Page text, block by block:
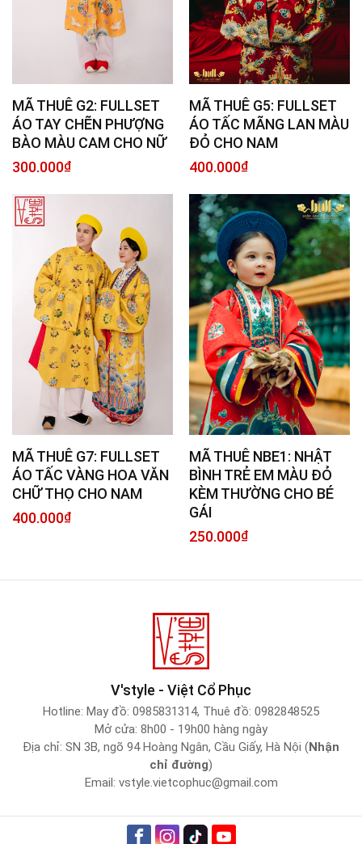
MÃ THUÊ G2: FULLSET
ÁO TAY CHẼN PHƯỢNG
BÀO MÀU CAM CHO NỮ
300.000₫
MÃ THUÊ G5: FULLSET
ÁO TẤC MÃNG LAN MÀU
ĐỎ CHO NAM
400.000₫
MÃ THUÊ G7: FULLSET
ÁO TẤC VÀNG HOA VĂN
CHỮ THỌ CHO NAM
400.000₫
MÃ THUÊ NBE1: NHẬT
BÌNH TRẺ EM MÀU ĐỎ
KÈM THƯỜNG CHO BÉ
GÁI
250.000₫
V'style - Việt Cổ Phục
Hotline: May đồ: 0985831314, Thuê đồ: 0982848525
Mở cửa: 8h00 - 19h00 hàng ngày
Địa chỉ: SN 3B, ngõ 94 Hoàng Ngân, Cầu Giấy, Hà Nội (Nhận
chỉ đường)
Email: vstyle.vietcophuc@gmail.com